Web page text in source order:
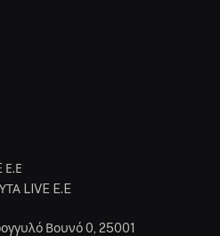
Ε.Ε
LIVE E.E
Βουνό 0, 25001